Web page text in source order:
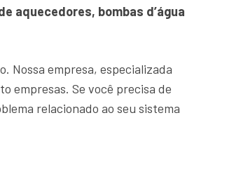
aquecedores, bombas d’água
Nossa empresa, especializada
empresas. Se você precisa de
relacionado ao seu sistema